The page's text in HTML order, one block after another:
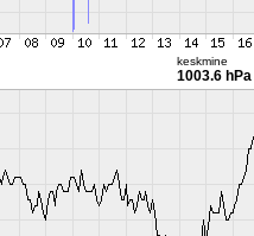
keskmine
1003.6 hPa